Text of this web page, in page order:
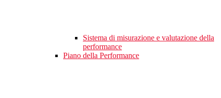
Sistema di misurazione e valutazione della
performance
Piano della Performance